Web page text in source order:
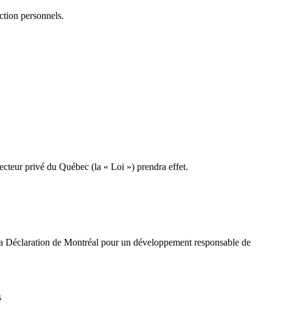
personnels.
privé du Québec (la « Loi ») prendra effet.
de Montréal pour un développement responsable de